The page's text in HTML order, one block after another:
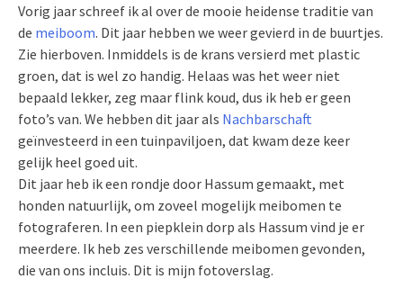
Vorig jaar schreef ik al over de mooie heidense traditie van
de meiboom. Dit jaar hebben we weer gevierd in de buurtjes.
Zie hierboven. Inmiddels is de krans versierd met plastic
groen, dat is wel zo handig. Helaas was het weer niet
bepaald lekker, zeg maar flink koud, dus ik heb er geen
foto’s van. We hebben dit jaar als Nachbarschaft
geïnvesteerd in een tuinpaviljoen, dat kwam deze keer
gelijk heel goed uit.
Dit jaar heb ik een rondje door Hassum gemaakt, met
honden natuurlijk, om zoveel mogelijk meibomen te
fotograferen. In een piepklein dorp als Hassum vind je er
meerdere. Ik heb zes verschillende meibomen gevonden,
die van ons incluis. Dit is mijn fotoverslag.